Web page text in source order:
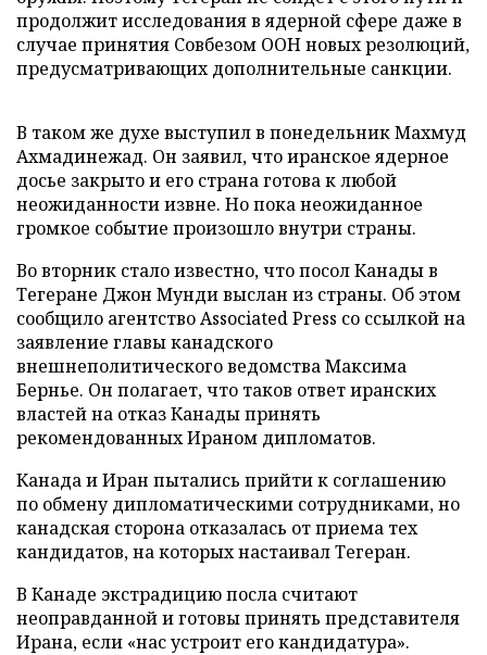
продолжит исследования в ядерной сфере даже в
случае принятия Совбезом ООН новых резолюций,
предусматривающих дополнительные санкции.
В таком же духе выступил в понедельник Махмуд
Ахмадинежад. Он заявил, что иранское ядерное
досье закрыто и его страна готова к любой
неожиданности извне. Но пока неожиданное
громкое событие произошло внутри страны.
Во вторник стало известно, что посол Канады в
Тегеране Джон Мунди выслан из страны. Об этом
сообщило агентство Associated Press со ссылкой на
заявление главы канадского
внешнеполитического ведомства Максима
Бернье. Он полагает, что таков ответ иранских
властей на отказ Канады принять
рекомендованных Ираном дипломатов.
Канада и Иран пытались прийти к соглашению
по обмену дипломатическими сотрудниками, но
канадская сторона отказалась от приема тех
кандидатов, на которых настаивал Тегеран.
В Канаде экстрадицию посла считают
неоправданной и готовы принять представителя
Ирана, если «нас устроит его кандидатура».